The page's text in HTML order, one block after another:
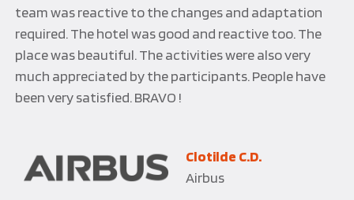
résultat a dépassé nos attentes tant sur le soin
apporté aux services rendus qu’à la qualité des
prestations. Nous avons aussi fortement apprécié
l’écoute et la réactivité des équipes pour nous
satisfaire ; en d’autres termes une réussite totale !
Pierre B.
Europcar International